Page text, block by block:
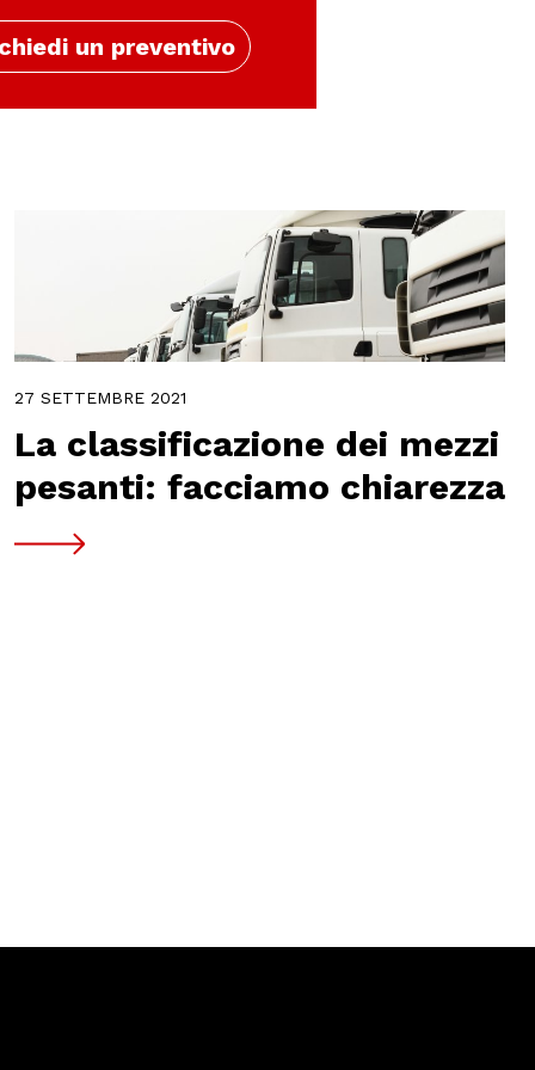
un preventivo
27 SETTEMBRE 2021
La classificazione dei mezzi
pesanti: facciamo chiarezza